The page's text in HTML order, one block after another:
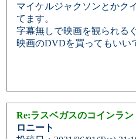
マイケルジャクソンとかク
てます。
字幕無しで映画を観られる
映画のDVDを買ってもいい
Re:ラスベガスのコインラ
ロニート